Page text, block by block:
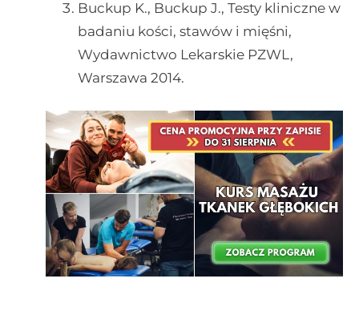
Buckup K., Buckup J., Testy kliniczne w
badaniu kości, stawów i mięśni,
Wydawnictwo Lekarskie PZWL,
Warszawa 2014.